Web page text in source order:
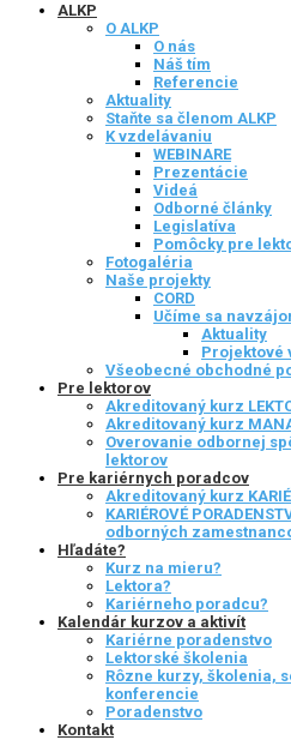
ALKP
O ALKP
O nás
Náš tím
Referencie
Aktuality
Staňte sa členom ALKP
K vzdelávaniu
WEBINARE
Prezentácie
Videá
Odborné články
Legislatíva
Pomôcky pre
Fotogaléria
Naše projekty
CORD
Učíme sa
Aktuality
Projektové
Všeobecné obchodné
Pre lektorov
Akreditovaný kurz
Akreditovaný kurz
Overovanie odbornej
lektorov
Pre kariérnych poradcov
Akreditovaný kurz
KARIÉROVÉ
odborných
Hľadáte?
Kurz na mieru?
Lektora?
Kariérneho poradcu?
Kalendár kurzov a aktivít
Kariérne poradenstvo
Lektorské školenia
Rôzne kurzy, školenia,
konferencie
Poradenstvo
Kontakt